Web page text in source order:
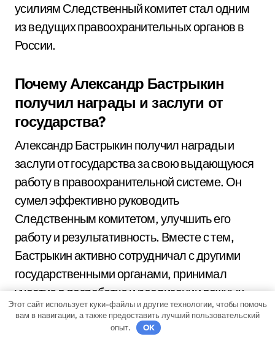
усилиям Следственный комитет стал одним
из ведущих правоохранительных органов в
России.
Почему Александр Бастрыкин
получил награды и заслуги от
государства?
Александр Бастрыкин получил награды и
заслуги от государства за свою выдающуюся
работу в правоохранительной системе. Он
сумел эффективно руководить
Следственным комитетом, улучшить его
работу и результативность. Вместе с тем,
Бастрыкин активно сотрудничал с другими
государственными органами, принимал
участие в разработке и реализации важных
законодательных инициатив, направленных
на борьбу с преступностью и защиту прав
Этот сайт использует куки-файлы и другие технологии, чтобы помочь
вам в навигации, а также предоставить лучший пользовательский
опыт.
OK